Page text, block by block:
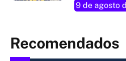
9 de agosto
Recomendados